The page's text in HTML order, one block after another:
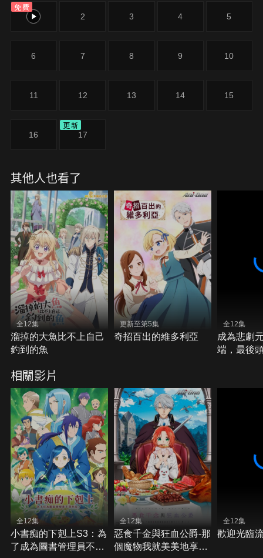
免費
1 2 3 4 5
6 7 8 9 10
11 12 13 14 15
16
更新
17
其他人也看了
全12集
溜掉的大魚比不上自己
釣到的魚
更新至第5集
奇招百出的維多利亞
全12集
成為悲劇
端，最後
相關影片
全12集
小書痴的下剋上S3：為
了成為圖書管理員不擇
全12集
惡食千金與狂血公爵-那
個魔物我就美美地享用
全12集
歡迎光臨